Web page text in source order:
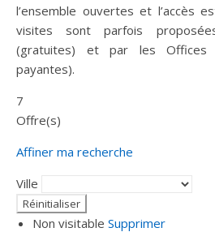
l’ensemble ouvertes et l’accès
visites sont parfois
(gratuites) et par les Offices
payantes).
7
Offre(s)
Affiner ma recherche
Ville
Non visitable Supprimer